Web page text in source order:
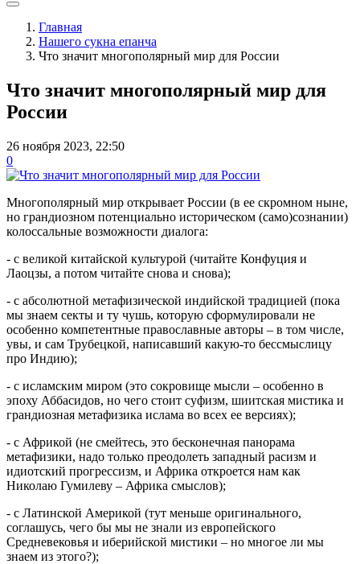
Главная
Нашего сукна епанча
Что значит многополярный мир для России
Что значит многополярный мир для
России
26 ноября 2023, 22:50
0
Многополярный мир открывает России (в ее скромном ныне,
но грандиозном потенциально историческом (само)сознании)
колоссальные возможности диалога:
- с великой китайской культурой (читайте Конфуция и
Лаоцзы, а потом читайте снова и снова);
- с абсолютной метафизической индийской традицией (пока
мы знаем секты и ту чушь, которую сформулировали не
особенно компетентные православные авторы – в том числе,
увы, и сам Трубецкой, написавший какую-то бессмыслицу
про Индию);
- с исламским миром (это сокровище мысли – особенно в
эпоху Аббасидов, но чего стоит суфизм, шиитская мистика и
грандиозная метафизика ислама во всех ее версиях);
- с Африкой (не смейтесь, это бесконечная панорама
метафизики, надо только преодолеть западный расизм и
идиотский прогрессизм, и Африка откроется нам как
Николаю Гумилеву – Африка смыслов);
- с Латинской Америкой (тут меньше оригинального,
соглашусь, чего бы мы не знали из европейского
Средневековья и иберийской мистики – но многое ли мы
знаем из этого?);